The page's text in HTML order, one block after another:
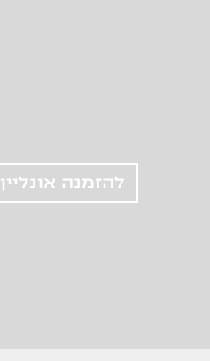
להזמנה אונליין